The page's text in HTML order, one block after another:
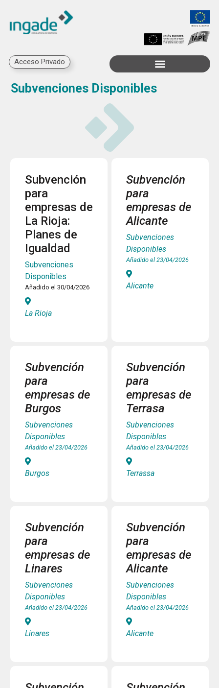
Acceso Privado
Subvenciones Disponibles
Subvención
para
empresas de
La Rioja:
Planes de
Igualdad
Subvenciones
Disponibles
Añadido el 30/04/2026
La Rioja
Subvención
para
empresas de
Alicante
Subvenciones
Disponibles
Añadido el 23/04/2026
Alicante
Subvención
para
empresas de
Burgos
Subvenciones
Disponibles
Añadido el 23/04/2026
Burgos
Subvención
para
empresas de
Terrasa
Subvenciones
Disponibles
Añadido el 23/04/2026
Terrassa
Subvención
para
empresas de
Linares
Subvenciones
Disponibles
Añadido el 23/04/2026
Linares
Subvención
para
empresas de
Alicante
Subvenciones
Disponibles
Añadido el 23/04/2026
Alicante